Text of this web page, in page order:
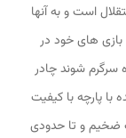
است و به آنها
بازی های خود در
سرگرم شوند چادر
پارچه با کیفیت
ضخیم و تا حدودی